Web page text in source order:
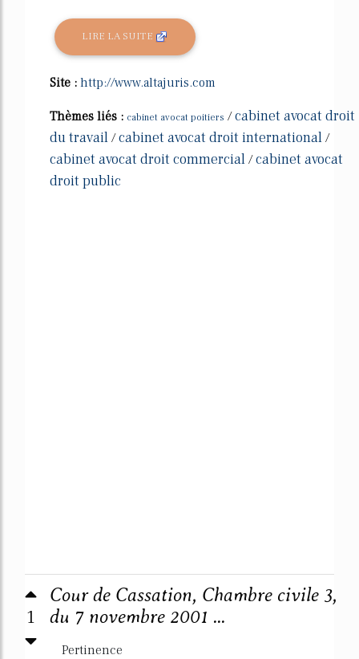
LIRE LA SUITE
Site : http://www.altajuris.com
Thèmes liés : cabinet avocat poitiers /cabinet avocat droit
du travail /cabinet avocat droit international /
cabinet avocat droit commercial /cabinet avocat
droit public
1
Cour de Cassation, Chambre civile 3,
du 7 novembre 2001 ...
Pertinence